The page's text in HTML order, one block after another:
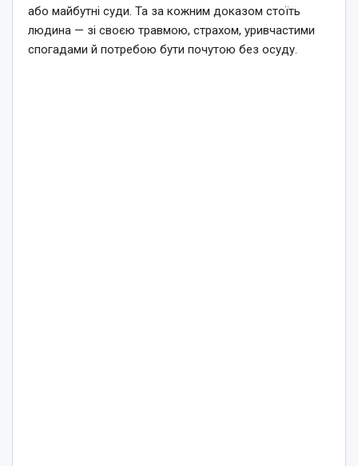
або майбутні суди. Та за кожним доказом стоїть
людина — зі своєю травмою, страхом, уривчастими
спогадами й потребою бути почутою без осуду.